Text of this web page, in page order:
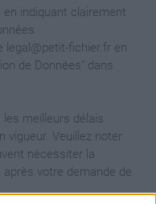
en indiquant clairement
legal@petit-fichier.fr en
de Données" dans
meilleurs délais
vigueur. Veuillez noter
nécessiter la
votre demande de